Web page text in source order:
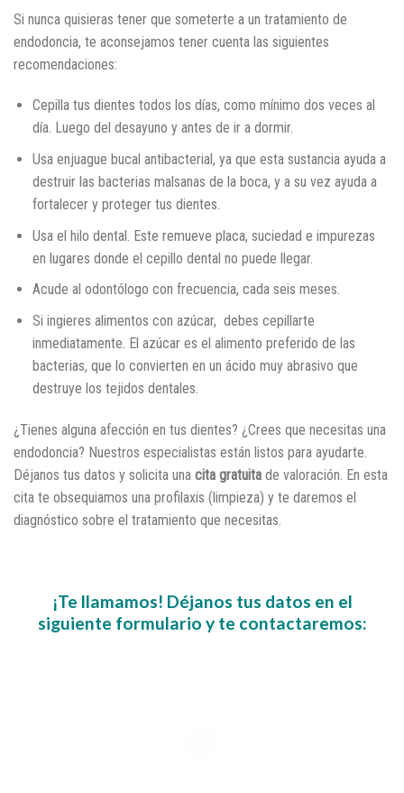
Si nunca quisieras tener que someterte a un tratamiento de
endodoncia, te aconsejamos tener cuenta las siguientes
recomendaciones:
Cepilla tus dientes todos los días, como mínimo dos veces al
día. Luego del desayuno y antes de ir a dormir.
Usa enjuague bucal antibacterial, ya que esta sustancia ayuda a
destruir las bacterias malsanas de la boca, y a su vez ayuda a
fortalecer y proteger tus dientes.
Usa el hilo dental. Este remueve placa, suciedad e impurezas
en lugares donde el cepillo dental no puede llegar.
Acude al odontólogo con frecuencia, cada seis meses.
Si ingieres alimentos con azúcar, debes cepillarte
inmediatamente. El azúcar es el alimento preferido de las
bacterias, que lo convierten en un ácido muy abrasivo que
destruye los tejidos dentales.
¿Tienes alguna afección en tus dientes? ¿Crees que necesitas una
endodoncia? Nuestros especialistas están listos para ayudarte.
Déjanos tus datos y solicita una cita gratuita de valoración. En esta
cita te obsequiamos una profilaxis (limpieza) y te daremos el
diagnóstico sobre el tratamiento que necesitas.
¡Te llamamos! Déjanos tus datos en el
siguiente formulario y te contactaremos: